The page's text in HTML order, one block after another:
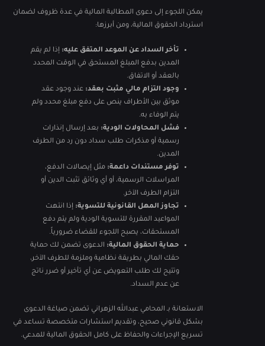
يمكن اللجوء إلى دعوى المطالبة المالية في عدة ظروف لضمان
استرداد الحقوق المالية، ومن أبرزها:
تأخر السداد عن الموعد المتفق عليه: إذا لم يقم
المدين بدفع المبلغ المستحق في الوقت المحدد
بالعقد أو الاتفاق.
وجود التزام مالي مثبت بعقد: عند وجود عقد
موثق بين الأطراف ينص على دفع مبلغ محدد ولم
يتم الوفاء به.
فشل المحاولات الودية: بعد إرسال إنذارات
رسمية أو مذكرات طلب سداد دون رد من الطرف
المدين.
توفر مستندات داعمة: مثل إيصالات الدفع،
المراسلات الرسمية، أو أي وثائق تثبت الدين أو
التزام الطرف الآخر.
تجاوز المهل القانونية للتسوية: إذا انتهت
المواعيد المقررة للتسوية الودية ولم يتم دفع
المستحقات، يصبح اللجوء للقضاء ضرورياً.
حماية الحقوق المالية: الدعوى تضمن لك حماية
حقك المالي بطريقة نظامية وملزمة للطرف الآخر،
وتتيح لك طلب التعويض عن أي تأخير أو ضرر ناتج
عن عدم السداد.
الاستعانة بـ المحامي عبدالله الزهراني تضمن صياغة الدعوى
بشكل قانوني صحيح، وتقديم استشارات متخصصة تساعد في
تسريع الإجراءات والحفاظ على كامل الحقوق المالية للمدعي.